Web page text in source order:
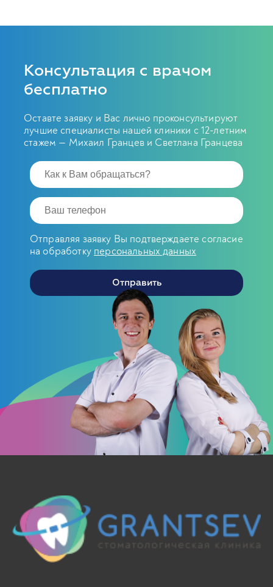
Консультация с врачом
бесплатно
Оставте заявку и Вас лично проконсультируют
лучшие специалисты нашей клиники с 12-летним
стажем — Михаил Гранцев и Светлана Гранцева
Отправляя заявку Вы подтверждаете согласие
на обработку персональных данных